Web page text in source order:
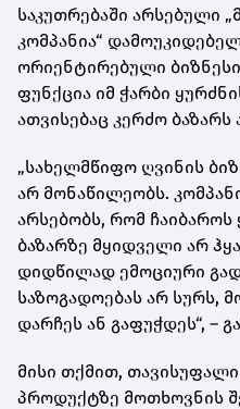
საკუთრებაში არსებული
კომპანია“
ორიენტირებული
ფუნქცია იმ ჭარბი
ათვისებაც კერძო ბაზარს
„სახელმწიფო ღვინის
არ მონაწილეობს.
არსებობს, რომ
ბაზარზე მყიდველი არ
დიდწილად ემოციური
საზოგადოებას არ სურს,
დარჩეს ან გაფუჭდეს“, –
მისი თქმით,
პროდუქტზე მოთხოვნის